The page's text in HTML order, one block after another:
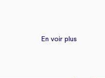
En voir plus